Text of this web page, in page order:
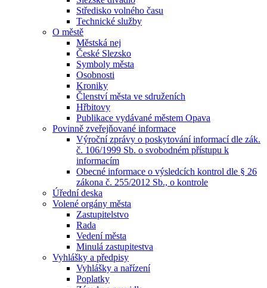
Středisko volného času
Technické služby
O městě
Městská nej
České Slezsko
Symboly města
Osobnosti
Kroniky
Členství města ve sdruženích
Hřbitovy
Publikace vydávané městem Opava
Povinně zveřejňované informace
Výroční zprávy o poskytování informací dle zák.
č. 106/1999 Sb. o svobodném přístupu k
informacím
Obecné informace o výsledcích kontrol dle § 26
zákona č. 255/2012 Sb., o kontrole
Úřední deska
Volené orgány města
Zastupitelstvo
Rada
Vedení města
Minulá zastupitestva
Vyhlášky a předpisy
Vyhlášky a nařízení
Poplatky